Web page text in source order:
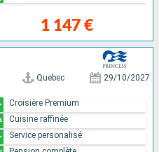
1 147 €
Quebec 29/10/2027
Croisière Premium
Cuisine raffinée
Service personalisé